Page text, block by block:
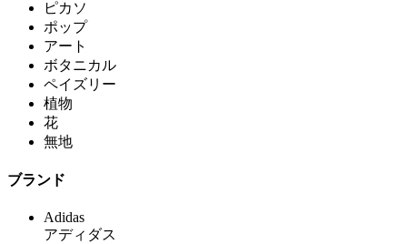
ピカソ
ポップ
アート
ボタニカル
ペイズリー
植物
花
無地
ブランド
Adidas
アディダス